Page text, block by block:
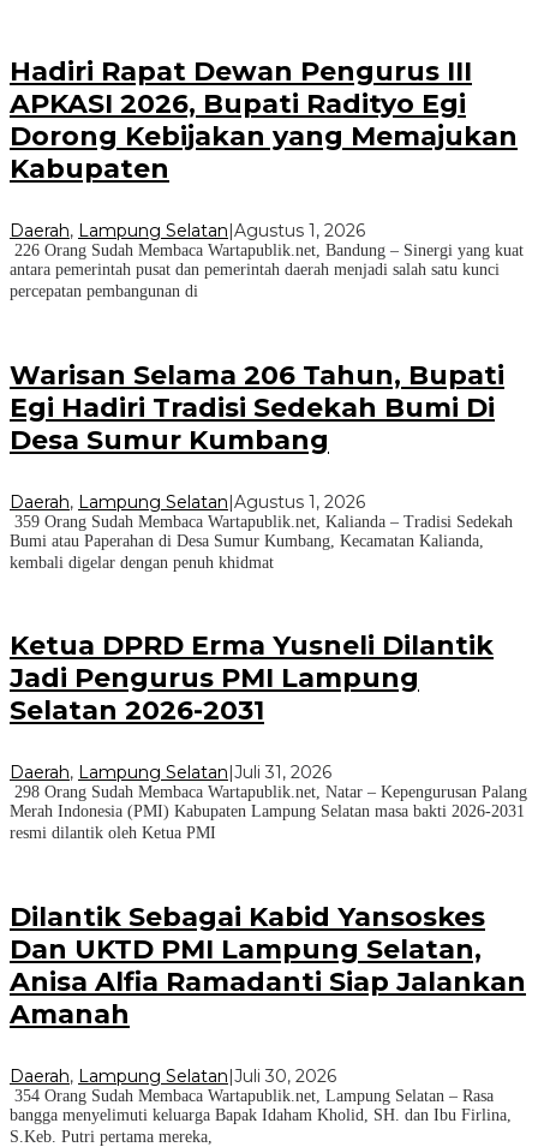
Hadiri Rapat Dewan Pengurus III
APKASI 2026, Bupati Radityo Egi
Dorong Kebijakan yang Memajukan
Kabupaten
Daerah, Lampung Selatan Agustus 1, 2026
226 Orang Sudah Membaca Wartapublik.net, Bandung – Sinergi yang kuat
antara pemerintah pusat dan pemerintah daerah menjadi salah satu kunci
percepatan pembangunan di
Warisan Selama 206 Tahun, Bupati
Egi Hadiri Tradisi Sedekah Bumi Di
Desa Sumur Kumbang
Daerah, Lampung Selatan|Agustus 1, 2026
359 Orang Sudah Membaca Wartapublik.net, Kalianda – Tradisi Sedekah
Bumi atau Paperahan di Desa Sumur Kumbang, Kecamatan Kalianda,
kembali digelar dengan penuh khidmat
Ketua DPRD Erma Yusneli Dilantik
Jadi Pengurus PMI Lampung
Selatan 2026-2031
Daerah, Lampung Selatan Juli 31, 2026
298 Orang Sudah Membaca Wartapublik.net, Natar – Kepengurusan Palang
Merah Indonesia (PMI) Kabupaten Lampung Selatan masa bakti 2026-2031
resmi dilantik oleh Ketua PMI
Dilantik Sebagai Kabid Yansoskes
Dan UKTD PMI Lampung Selatan,
Anisa Alfia Ramadanti Siap Jalankan
Amanah
Daerah, Lampung Selatan|Juli 30, 2026
354 Orang Sudah Membaca Wartapublik.net, Lampung Selatan – Rasa
bangga menyelimuti keluarga Bapak Idaham Kholid, SH. dan Ibu Firlina,
S.Keb. Putri pertama mereka,